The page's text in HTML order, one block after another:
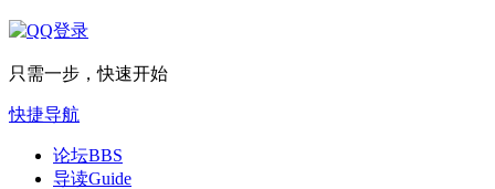
只需一步，快速开始
快捷导航
论坛BBS
导读Guide